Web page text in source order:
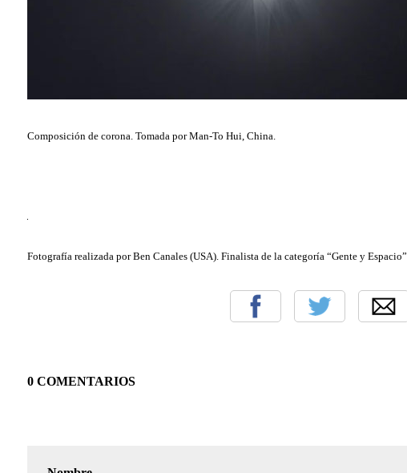
Composición de corona. Tomada por Man-To Hui, China.
Fotografía realizada por Ben Canales (USA). Finalista de la categoría “Gente y Espacio”.
0 COMENTARIOS